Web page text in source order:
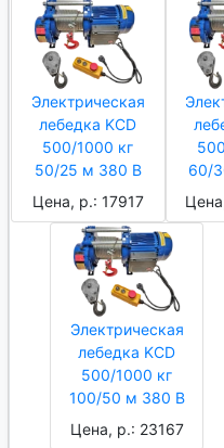
Электрическая
лебедка KCD
500/1000 кг
50/25 м 380 В
Цена, р.: 17917
60/
Электрическая
лебедка KCD
500/1000 кг
100/50 м 380 В
Цена, р.: 23167